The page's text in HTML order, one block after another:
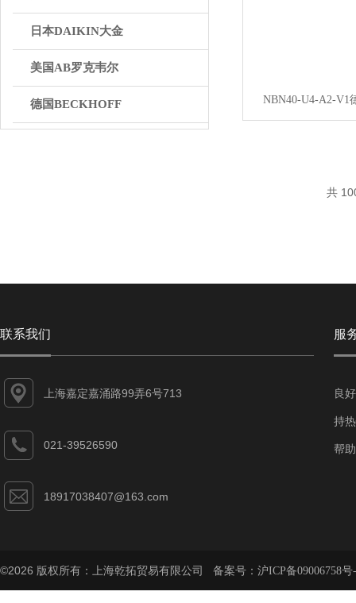
日本DAIKIN大金
美国AB罗克韦尔
德国BECKHOFF NBN40-U4-A2-V1
共
联系我们
上海嘉定嘉涌路99弄6号713
021-39526590
18917038407@163.com
服
良
持
帮
©2026 版权所有：上海乾拓贸易有限公司 备案号： 沪ICP备09006758号